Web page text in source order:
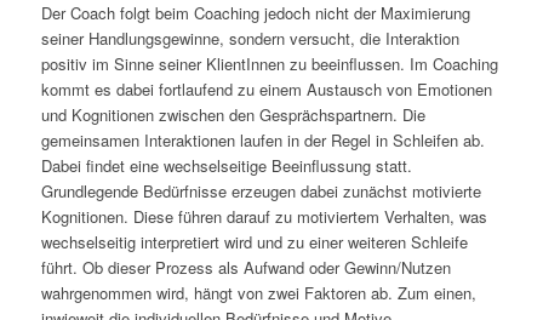
Der Coach folgt beim Coaching jedoch nicht der Maximierung
seiner Handlungsgewinne, sondern versucht, die Interaktion
positiv im Sinne seiner KlientInnen zu beeinflussen. Im Coaching
kommt es dabei fortlaufend zu einem Austausch von Emotionen
und Kognitionen zwischen den Gesprächspartnern. Die
gemeinsamen Interaktionen laufen in der Regel in Schleifen ab.
Dabei findet eine wechselseitige Beeinflussung statt.
Grundlegende Bedürfnisse erzeugen dabei zunächst motivierte
Kognitionen. Diese führen darauf zu motiviertem Verhalten, was
wechselseitig interpretiert wird und zu einer weiteren Schleife
führt. Ob dieser Prozess als Aufwand oder Gewinn/Nutzen
wahrgenommen wird, hängt von zwei Faktoren ab. Zum einen,